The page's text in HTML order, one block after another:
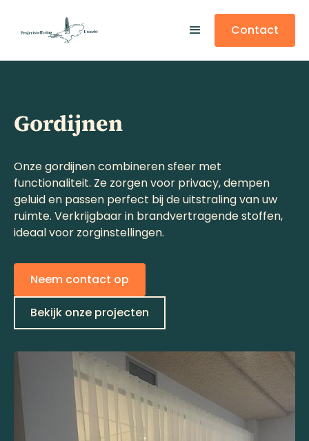
Contact
Gordijnen
Onze gordijnen combineren sfeer met
functionaliteit. Ze zorgen voor privacy, dempen
geluid en passen perfect bij de uitstraling van uw
ruimte. Verkrijgbaar in brandvertragende stoffen,
ideaal voor zorginstellingen.
Neem contact op
Bekijk onze projecten
This is some text inside of a div block.
This is some text inside of a div block.
This is some text inside of a div block.